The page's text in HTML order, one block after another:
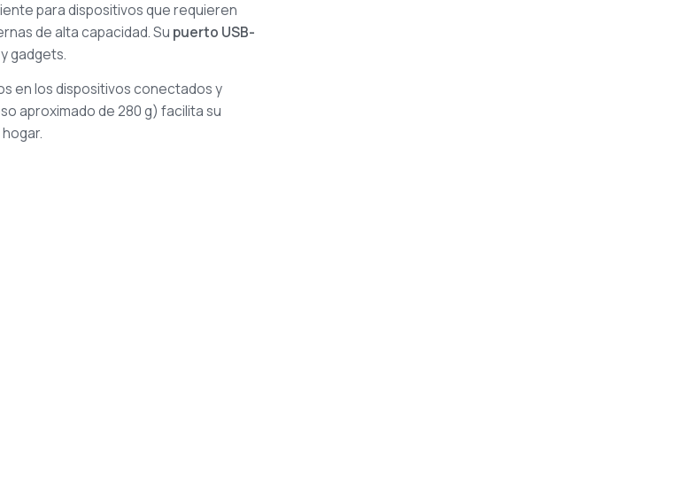
para dispositivos que requieren
de alta capacidad. Su puerto USB-
gadgets.
en los dispositivos conectados y
aproximado de 280 g) facilita su